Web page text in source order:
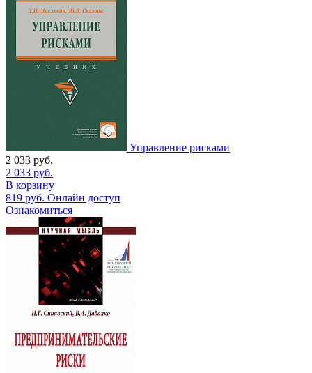
Управление рисками
2 033 руб.
2 033 руб.
В корзину
819 руб. Онлайн доступ
Ознакомиться